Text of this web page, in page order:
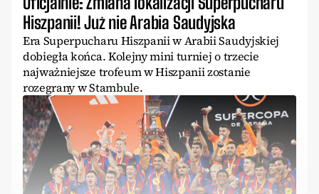
Hiszpanii! Już nie Arabia Saudyjska
Era Superpucharu Hiszpanii w Arabii Saudyjskiej
dobiegła końca. Kolejny mini turniej o trzecie
najważniejsze trofeum w Hiszpanii zostanie
rozegrany w Stambule.